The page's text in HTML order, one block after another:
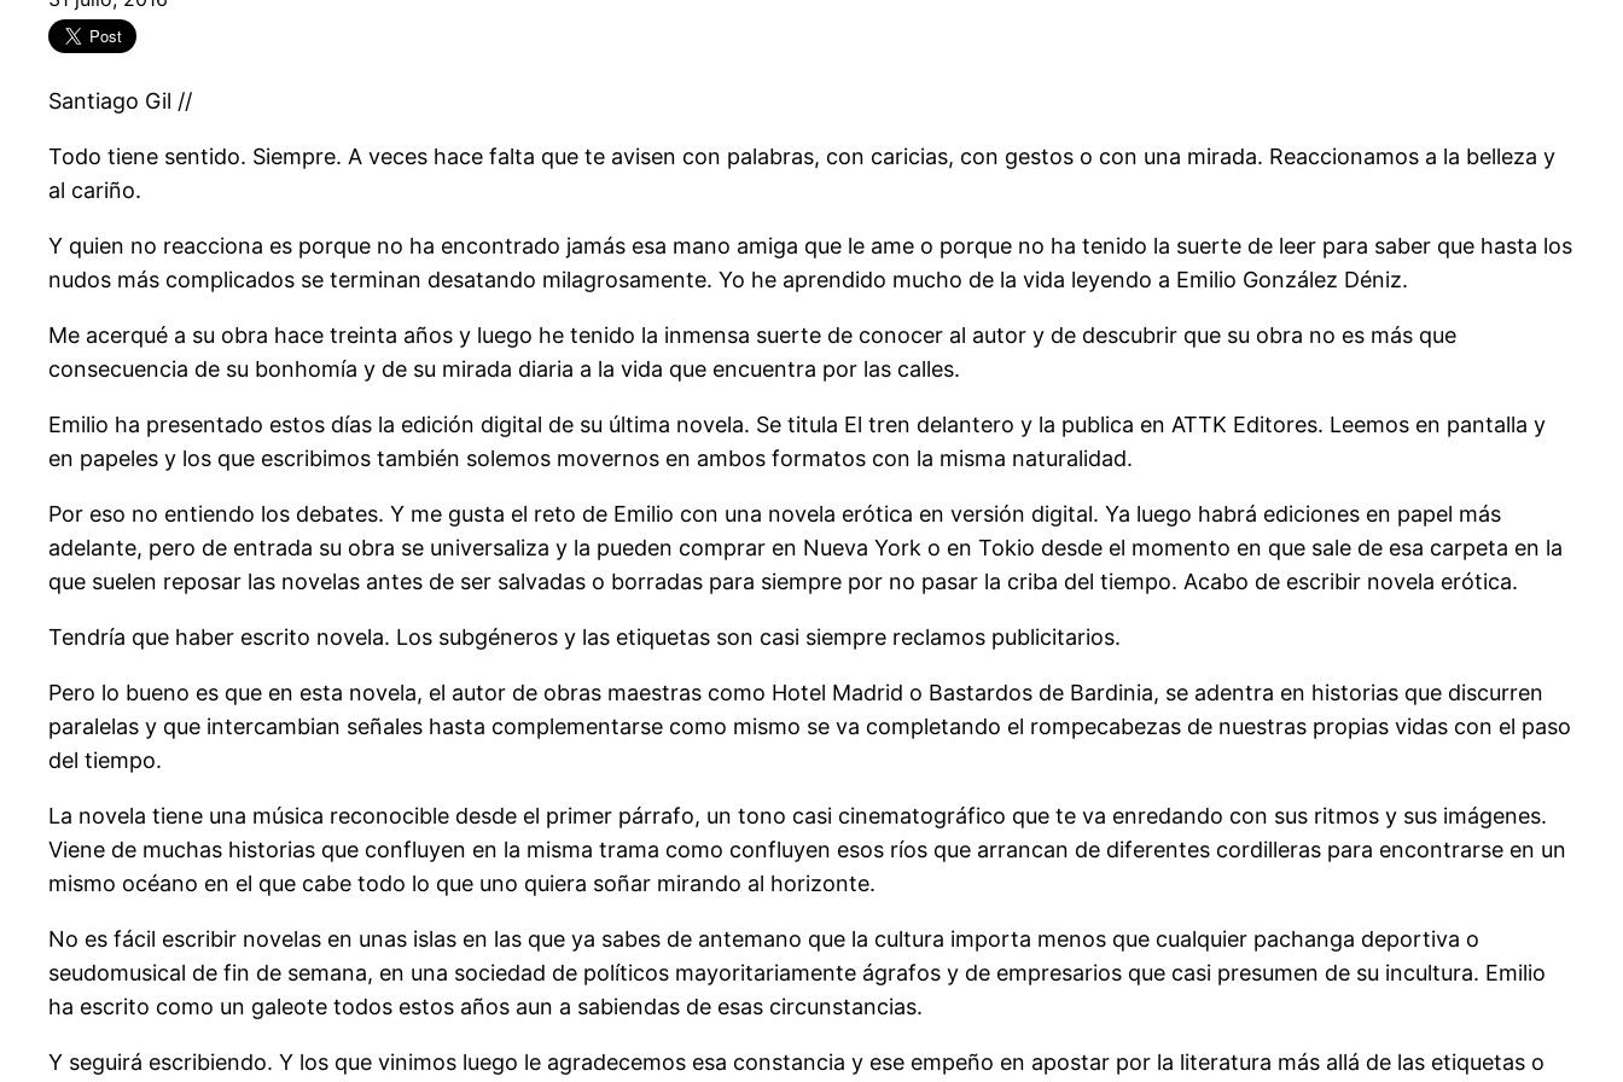
Santiago Gil //
Todo tiene sentido. Siempre. A veces hace falta que te avisen con palabras, con caricias, con gestos o con una mirada. Reaccionamos a la belleza y
al cariño.
Y quien no reacciona es porque no ha encontrado jamás esa mano amiga que le ame o porque no ha tenido la suerte de leer para saber que hasta los
nudos más complicados se terminan desatando milagrosamente. Yo he aprendido mucho de la vida leyendo a Emilio González Déniz.
Me acerqué a su obra hace treinta años y luego he tenido la inmensa suerte de conocer al autor y de descubrir que su obra no es más que
consecuencia de su bonhomía y de su mirada diaria a la vida que encuentra por las calles.
Emilio ha presentado estos días la edición digital de su última novela. Se titula El tren delantero y la publica en ATTK Editores. Leemos en pantalla y
en papeles y los que escribimos también solemos movernos en ambos formatos con la misma naturalidad.
Por eso no entiendo los debates. Y me gusta el reto de Emilio con una novela erótica en versión digital. Ya luego habrá ediciones en papel más
adelante, pero de entrada su obra se universaliza y la pueden comprar en Nueva York o en Tokio desde el momento en que sale de esa carpeta en la
que suelen reposar las novelas antes de ser salvadas o borradas para siempre por no pasar la criba del tiempo. Acabo de escribir novela erótica.
Tendría que haber escrito novela. Los subgéneros y las etiquetas son casi siempre reclamos publicitarios.
Pero lo bueno es que en esta novela, el autor de obras maestras como Hotel Madrid o Bastardos de Bardinia, se adentra en historias que discurren
paralelas y que intercambian señales hasta complementarse como mismo se va completando el rompecabezas de nuestras propias vidas con el paso
del tiempo.
La novela tiene una música reconocible desde el primer párrafo, un tono casi cinematográfico que te va enredando con sus ritmos y sus imágenes.
Viene de muchas historias que confluyen en la misma trama como confluyen esos ríos que arrancan de diferentes cordilleras para encontrarse en un
mismo océano en el que cabe todo lo que uno quiera soñar mirando al horizonte.
No es fácil escribir novelas en unas islas en las que ya sabes de antemano que la cultura importa menos que cualquier pachanga deportiva o
seudomusical de fin de semana, en una sociedad de políticos mayoritariamente ágrafos y de empresarios que casi presumen de su incultura. Emilio
ha escrito como un galeote todos estos años aun a sabiendas de esas circunstancias.
Y seguirá escribiendo. Y los que vinimos luego le agradecemos esa constancia y ese empeño en apostar por la literatura más allá de las etiquetas o